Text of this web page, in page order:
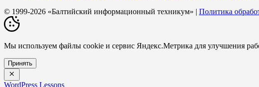
© 1999-2026 «Балтийский информационный техникум» | Политика
Мы используем файлы cookie и сервис Яндекс.Метрика для улучшения
Принять
WordPress Lessons